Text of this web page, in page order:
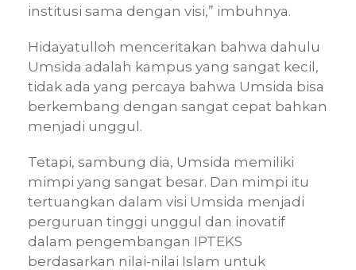
institusi sama dengan visi,” imbuhnya.
Hidayatulloh menceritakan bahwa dahulu
Umsida adalah kampus yang sangat kecil,
tidak ada yang percaya bahwa Umsida bisa
berkembang dengan sangat cepat bahkan
menjadi unggul.
Tetapi, sambung dia, Umsida memiliki
mimpi yang sangat besar. Dan mimpi itu
tertuangkan dalam visi Umsida menjadi
perguruan tinggi unggul dan inovatif
dalam pengembangan IPTEKS
berdasarkan nilai-nilai Islam untuk